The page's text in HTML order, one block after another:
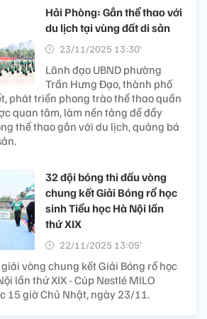
Hải Phòng: Gắn thể thao với
du lịch tại vùng đất di sản
23/11/2025 13:30’
Lãnh đạo UBND phường
Trần Hưng Đạo, thành phố
phát triển phong trào thể thao quần
quan tâm, làm nền tảng để đẩy
thể thao gắn với du lịch, quảng bá
32 đội bóng thi đấu vòng
chung kết Giải Bóng rổ học
sinh Tiểu học Hà Nội lần
thứ XIX
22/11/2025 13:05’
vòng chung kết Giải Bóng rổ học
lần thứ XIX - Cúp Nestlé MILO
15 giờ Chủ Nhật, ngày 23/11.